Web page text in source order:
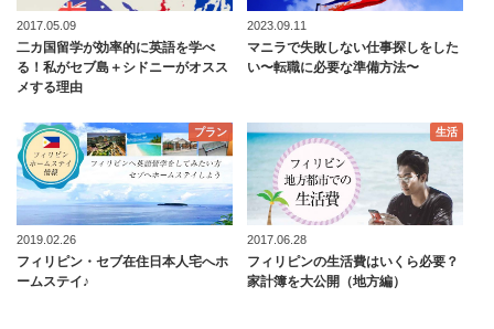
2017.05.09
二カ国留学が効率的に英語を学べ
る！私がセブ島＋シドニーがオスス
メする理由
2023.09.11
マニラで失敗しない仕事探しをした
い〜転職に必要な準備方法〜
プラン
2019.02.26
フィリピン・セブ在住日本人宅へホ
ームステイ♪
生活
2017.06.28
フィリピンの生活費はいくら必要？
家計簿を大公開（地方編）